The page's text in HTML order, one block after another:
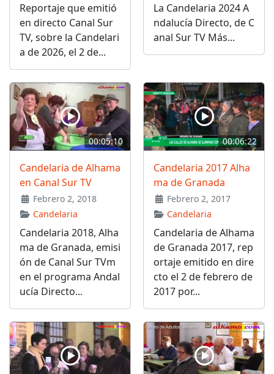
Reportaje que emitió
en directo Canal Sur
TV, sobre la Candelari
a de 2026, el 2 de...
La Candelaria 2024 A
ndalucía Directo, de C
anal Sur TV Más...
00:05:10
Candelaria de Alhama
en Canal Sur TV
Febrero 2, 2018
Candelaria
Candelaria 2018, Alha
ma de Granada, emisi
ón de Canal Sur TVm
en el programa Andal
ucía Directo...
00:06:22
Candelaria 2017 Alha
ma de Granada
Febrero 2, 2017
Candelaria
Candelaria de Alhama
de Granada 2017, rep
ortaje emitido en dire
cto el 2 de febrero de
2017 por...